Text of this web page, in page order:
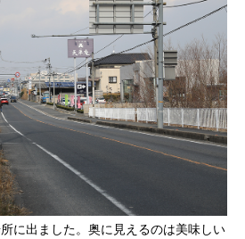
に出ました。奥に見えるのは美味しい